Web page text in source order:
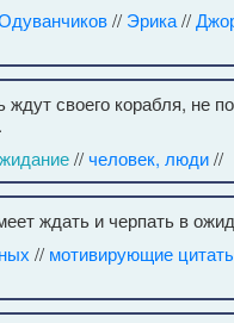
// Эрика//
своего корабля, не
//человек, люди//
ждать и черпать в
// мотивирующие